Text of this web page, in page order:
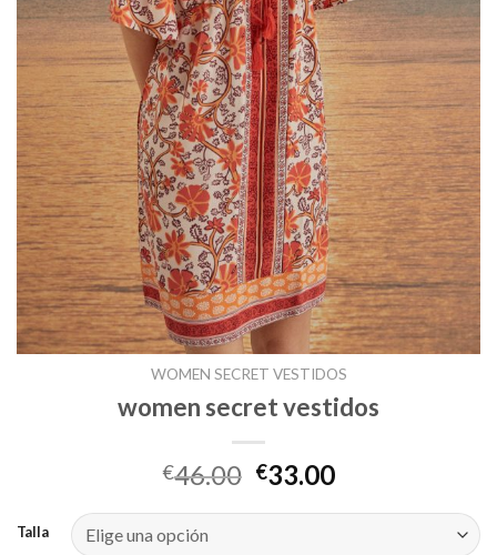
WOMEN SECRET VESTIDOS
women secret vestidos
€46.00 €33.00
Talla